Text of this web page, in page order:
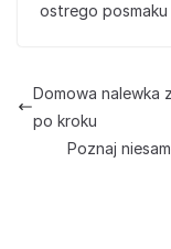
ostrego posmaku
Domowa nalewka
po kroku
Poznaj